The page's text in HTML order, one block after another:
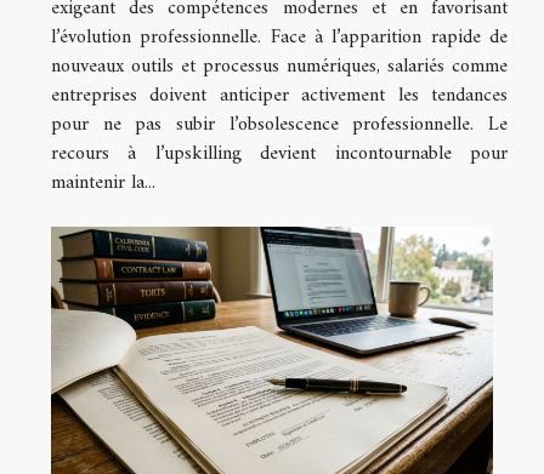
exigeant des compétences modernes et en favorisant
l’évolution professionnelle. Face à l’apparition rapide de
nouveaux outils et processus numériques, salariés comme
entreprises doivent anticiper activement les tendances
pour ne pas subir l’obsolescence professionnelle. Le
recours à l’upskilling devient incontournable pour
maintenir la...